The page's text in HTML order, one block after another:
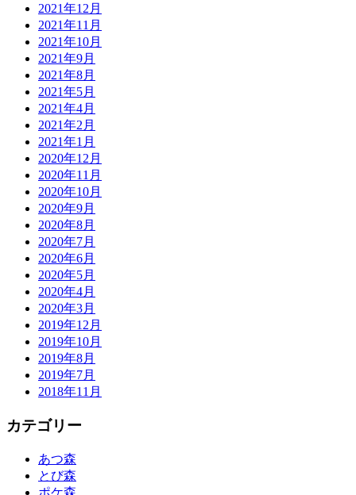
2021年12月
2021年11月
2021年10月
2021年9月
2021年8月
2021年5月
2021年4月
2021年2月
2021年1月
2020年12月
2020年11月
2020年10月
2020年9月
2020年8月
2020年7月
2020年6月
2020年5月
2020年4月
2020年3月
2019年12月
2019年10月
2019年8月
2019年7月
2018年11月
カテゴリー
あつ森
とび森
ポケ森